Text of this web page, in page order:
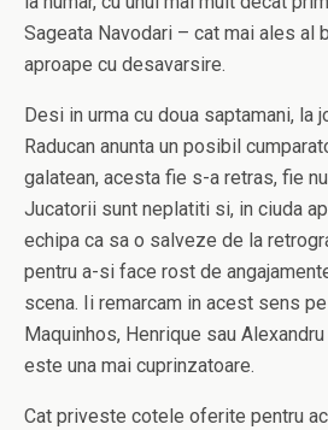
Sageata Navodari – cat mai ales al
aproape cu desavarsire.
Desi in urma cu doua saptamani, la
Raducan anunta un posibil
galatean, acesta fie s-a retras, fie
Jucatorii sunt neplatiti si, in ciuda
echipa ca sa o salveze de la
pentru a-si face rost de
scena. Ii remarcam in acest sens
Maquinhos, Henrique sau
este una mai cuprinzatoare.
Cat priveste cotele oferite pentru